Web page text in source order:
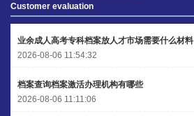
王小姐 185****2848
陈先生 189****1098
李先生 135****3338
Customer evaluation
业余成人高考专科档案放人才市场需要什么材料
2026-08-06 11:54:32
档案查询档案激活办理机构有哪些
2026-08-06 11:11:06